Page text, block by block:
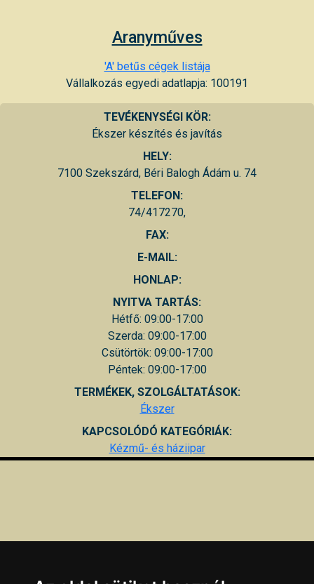
Aranyműves
'A' betűs cégek listája
Vállalkozás egyedi adatlapja: 100191
TEVÉKENYSÉGI KÖR:
Ékszer készítés és javítás
HELY:
7100 Szekszárd, Béri Balogh Ádám u. 74
TELEFON:
74/417270,
FAX:
E-MAIL:
HONLAP:
NYITVA TARTÁS:
Hétfő: 09:00-17:00
Szerda: 09:00-17:00
Csütörtök: 09:00-17:00
Péntek: 09:00-17:00
TERMÉKEK, SZOLGÁLTATÁSOK:
Ékszer
KAPCSOLÓDÓ KATEGÓRIÁK:
Kézmű- és háziipar